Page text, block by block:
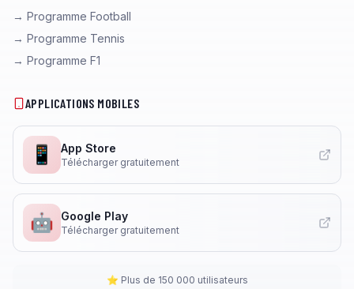
→ Programme Football
→ Programme Tennis
→ Programme F1
APPLICATIONS MOBILES
📱 App Store
Télécharger gratuitement
🤖 Google Play
Télécharger gratuitement
⭐ Plus de 150 000 utilisateurs